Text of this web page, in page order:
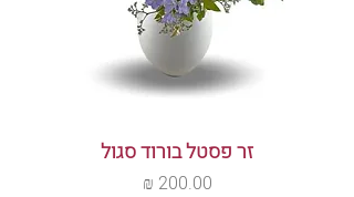
זר פסטל בורוד סגול
מחיר